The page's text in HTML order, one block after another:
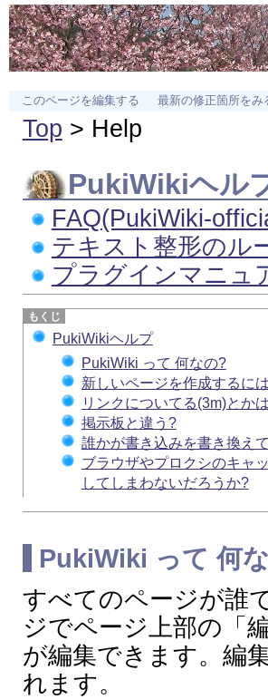
このページを編集する 最新の修正箇所をみ
Top > Help
PukiWikiヘル
FAQ(PukiWiki-
テキスト整形のル
プラグインマニュ
PukiWikiヘルプ
PukiWiki って 何なの?
新しいページを作成するに
リンクについてる(3m)とか
掲示板と違う?
誰かが書き込みを書き換え
ブラウザやプロクシのキャ
してしまわないだろうか?
PukiWiki って 何
すべてのページが誰
ジでページ上部の「
が編集できます。編
れます。